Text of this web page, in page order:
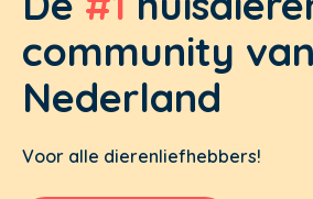
community van
Nederland
Voor alle dierenliefhebbers!